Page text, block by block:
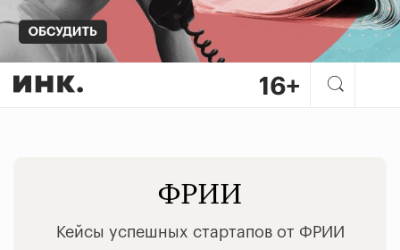
ФРИИ
Кейсы успешных стартапов от ФРИИ